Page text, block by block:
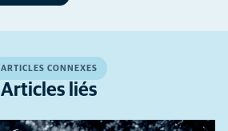
ARTICLES CONNEXES
Articles liés